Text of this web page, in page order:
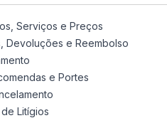
Serviços e Preços
Devoluções e Reembolso
e Portes
Litígios